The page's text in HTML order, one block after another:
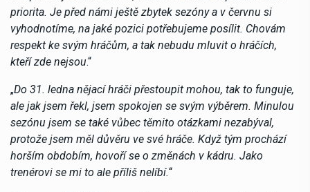
priorita. Je před námi ještě zbytek sezóny a v červnu si
vyhodnotíme, na jaké pozici potřebujeme posílit. Chovám
respekt ke svým hráčům, a tak nebudu mluvit o hráčích,
kteří zde nejsou.“
„Do 31. ledna nějací hráči přestoupit mohou, tak to funguje,
ale jak jsem řekl, jsem spokojen se svým výběrem. Minulou
sezónu jsem se také vůbec těmito otázkami nezabýval,
protože jsem měl důvěru ve své hráče. Když tým prochází
horším obdobím, hovoří se o změnách v kádru. Jako
trenérovi se mi to ale příliš nelíbí.“